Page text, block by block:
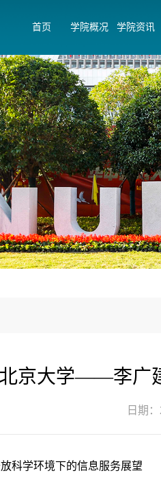
首页 学院概况 学院资讯
北京大学——李广
日期
科学环境下的信息服务展望